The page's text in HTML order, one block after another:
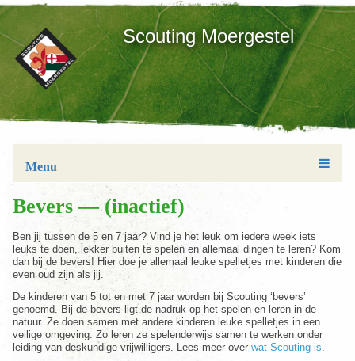
Scouting Moergestel
Menu
Bevers — (inactief)
Ben jij tussen de 5 en 7 jaar? Vind je het leuk om iedere week iets
leuks te doen, lekker buiten te spelen en allemaal dingen te leren? Kom
dan bij de bevers! Hier doe je allemaal leuke spelletjes met kinderen die
even oud zijn als jij.
De kinderen van 5 tot en met 7 jaar worden bij Scouting ‘bevers’
genoemd. Bij de bevers ligt de nadruk op het spelen en leren in de
natuur. Ze doen samen met andere kinderen leuke spelletjes in een
veilige omgeving. Zo leren ze spelenderwijs samen te werken onder
leiding van deskundige vrijwilligers. Lees meer over wat Scouting is.